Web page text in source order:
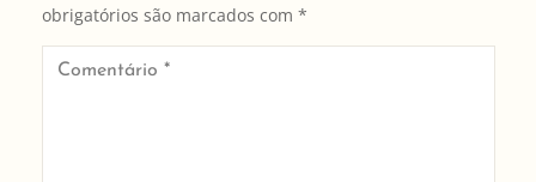
obrigatórios são marcados com *